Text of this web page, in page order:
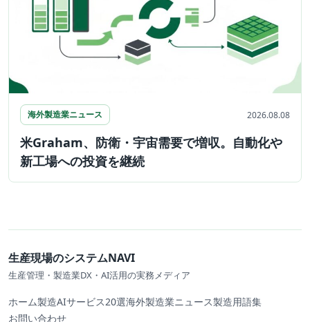
海外製造業ニュース 2026.08.08
米Graham、防衛・宇宙需要で増収。自動化や
新工場への投資を継続
生産現場のシステムNAVI
生産管理・製造業DX・AI活用の実務メディア
ホーム製造AIサービス20選海外製造業ニュース製造用語集
お問い合わせ